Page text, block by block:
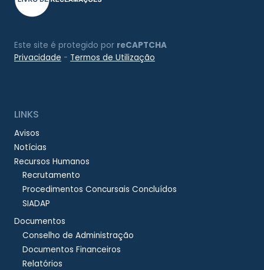
Este site é protegido por reCAPTCHA
Privacidade - Termos de Utilização
LINKS
Avisos
Notícias
Recursos Humanos
Recrutamento
Procedimentos Concursais Concluídos
SIADAP
Documentos
Conselho de Administração
Documentos Financeiros
Relatórios